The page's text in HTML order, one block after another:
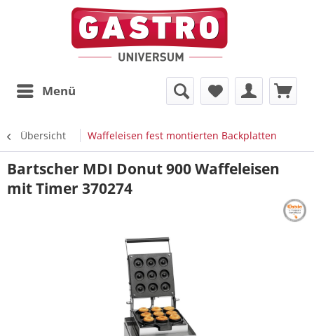
Menü
Übersicht Waffeleisen fest montierten Backplatten
Bartscher MDI Donut 900 Waffeleisen
mit Timer 370274